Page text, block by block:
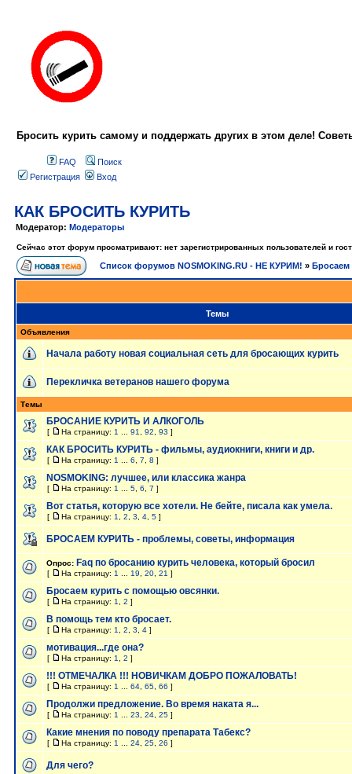
Бросить курить самому и поддержать других в этом деле!
FAQ
Поиск
Регистрация
Вход
КАК БРОСИТЬ КУРИТЬ
Модератор: Модераторы
Сейчас этот форум просматривают: нет зарегистрированных пользователей и
Список форумов NOSMOKING.RU - НЕ КУРИМ! » Бросаем
Темы
Объявления
Начала работу новая социальная сеть для бросающих курить
Перекличка ветеранов нашего форума
Темы
БРОСАНИЕ КУРИТЬ И АЛКОГОЛЬ
[ На страницу: 1 91 92 93 ]
КАК БРОСИТЬ КУРИТЬ - фильмы, аудиокниги, книги и др.
[ На страницу: 1 6 7 8 ]
NOSMOKING: лучшее, или классика жанра
[ На страницу: 1 5 6 7 ]
Вот статья, которую все хотели. Не бейте, писала как умела.
[ На страницу: 1 2 3 4 5 ]
БРОСАЕМ КУРИТЬ - проблемы, советы, информация
Опрос: Faq по бросанию курить человека, который бросил
[ На страницу: 1 19 20 21 ]
Бросаем курить с помощью овсянки.
[ На страницу: 1 2 ]
В помощь тем кто бросает.
[ На страницу: 1 2 3 4 ]
мотивация...где она?
[ На страницу: 1 2 ]
!!! ОТМЕЧАЛКА !!! НОВИЧКАМ ДОБРО ПОЖАЛОВАТЬ!
[ На страницу: 1 64 65 66 ]
Продолжи предложение. Во время наката я...
[ На страницу: 1 23 24 25 ]
Какие мнения по поводу препарата Табекс?
[ На страницу: 1 24 25 26 ]
Для чего?